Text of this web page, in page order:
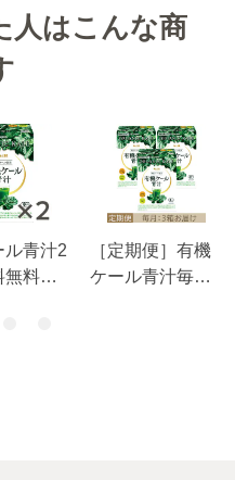
人はこんな商
ル青汁2
料
［定期便］有機
ケール青汁毎月3